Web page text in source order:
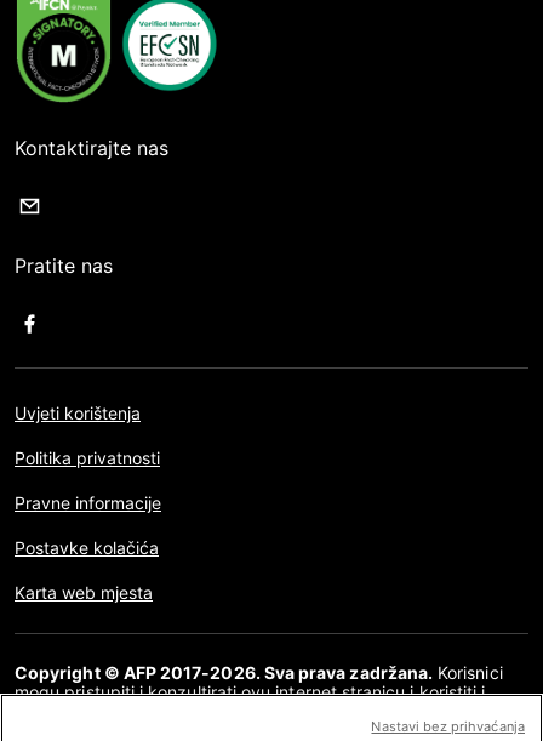
Kontaktirajte nas
Pratite nas
Uvjeti korištenja
Politika privatnosti
Pravne informacije
Postavke kolačića
Karta web mjesta
Copyright © AFP 2017-2026. Sva prava zadržana. Korisnici
mogu pristupiti i konzultirati ovu internet stranicu i koristiti i
kakva druga uporaba, posebno bilo kakva vrsta reproduciranja,
Nastavi bez prihvaćanja